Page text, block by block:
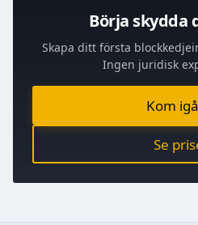
Börja skydda
Skapa ditt första
Ingen juridisk
Kom
Se